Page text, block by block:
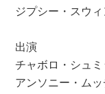
ジプシー・スウ
出演
チャボロ・シュ
アンソニー・ム